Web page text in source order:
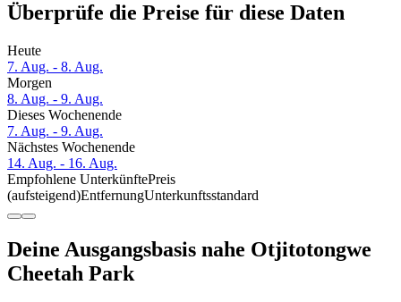
Überprüfe die Preise für diese Daten
Heute
7. Aug. - 8. Aug.
Morgen
8. Aug. - 9. Aug.
Dieses Wochenende
7. Aug. - 9. Aug.
Nächstes Wochenende
14. Aug. - 16. Aug.
Empfohlene UnterkünftePreis
(aufsteigend)EntfernungUnterkunftsstandard
Deine Ausgangsbasis nahe Otjitotongwe
Cheetah Park